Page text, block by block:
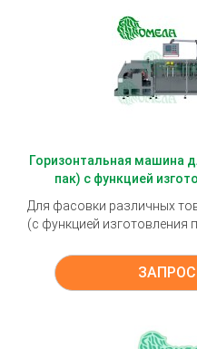
Горизонтальная машина
пак) с функцией
Для фасовки различных
(с функцией изготовления